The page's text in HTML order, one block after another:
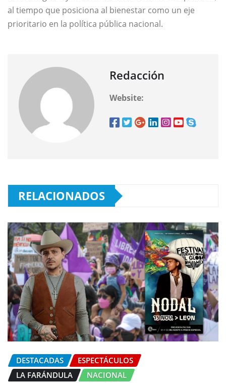
al tiempo que posiciona al bienestar como un eje
prioritario en la política pública nacional.
Redacción
Website:
RELACIONADOS
DESTACADAS
ESPECTÁCULOS
LA FARÁNDULA
NACIONAL